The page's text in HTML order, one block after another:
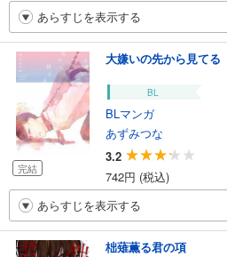
あらすじを表示する
完結
大嫌いの先から見てる
BL
BLマンガ
あずみつな
3.2
742円 (税込)
あらすじを表示する
柮薙薫る君の項